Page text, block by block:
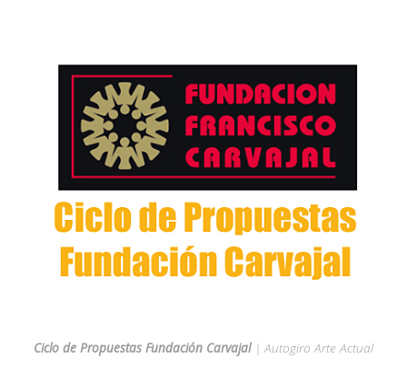
Ciclo de Propuestas Fundación Carvajal| Autogiro Arte Actual